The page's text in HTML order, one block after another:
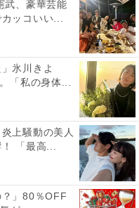
武、豪華芸能
ッコいい...
氷川きよ
「私の身体...
上騒動の美人
「最高...
？」80％OFF